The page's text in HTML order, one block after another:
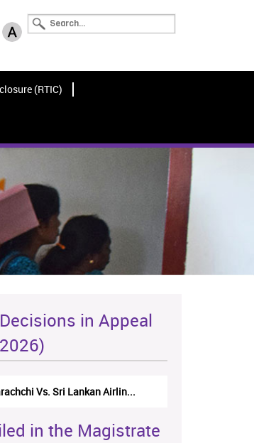
(RTIC)
in Appeal
Vs. Sri Lankan Airlin...
in the Magistrate